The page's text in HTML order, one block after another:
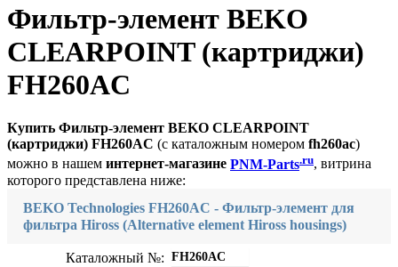
Фильтр-элемент BEKO
CLEARPOINT (картриджи)
FH260AC
Купить Фильтр-элемент BEKO CLEARPOINT
(картриджи) FH260AC (с каталожным номером fh260ac)
можно в нашем интернет-магазине PNM-Parts.ru, витрина
которого представлена ниже:
BEKO Technologies FH260AC - Фильтр-элемент для
фильтра Hiross (Alternative element Hiross housings)
Каталожный №: FH260AC